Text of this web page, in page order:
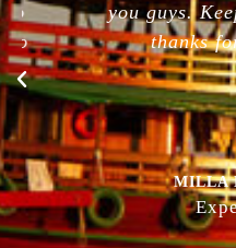
you guys. Keep
thanks for
MILLA